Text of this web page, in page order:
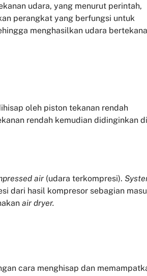
udara, yang menurut perintah,
perangkat yang berfungsi untuk
menghasilkan udara
oleh piston tekanan rendah
rendah kemudian didinginkan di
air (udara terkompresi).
dari hasil kompresor sebagian
air dryer.
cara menghisap dan